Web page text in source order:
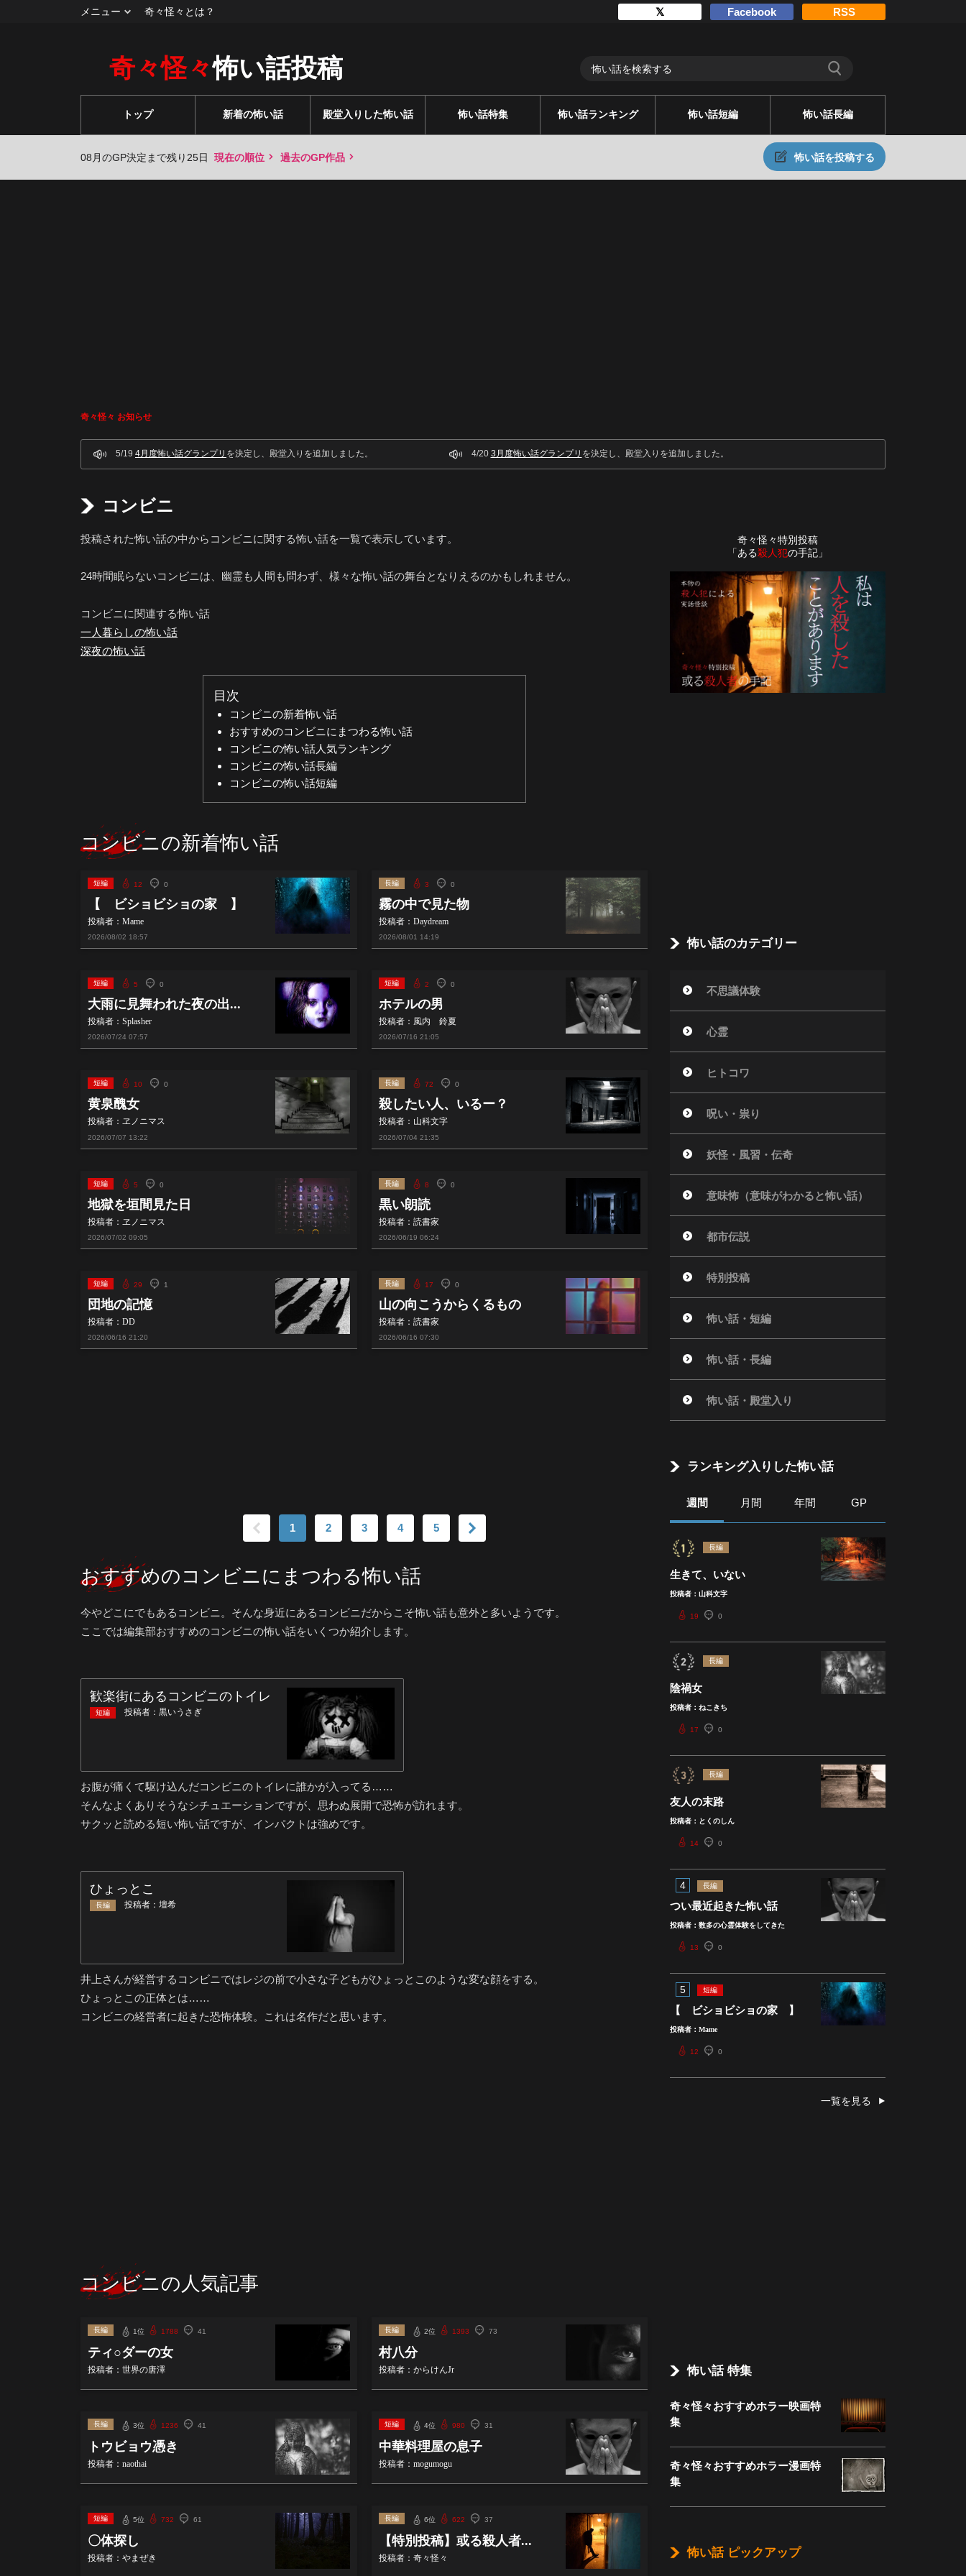
メニュー 奇々怪々とは？ 𝕏 Facebook RSS
奇々怪々怖い話投稿
トップ 新着の怖い話 殿堂入りした怖い話 怖い話特集 怖い話ランキング 怖い話短編 怖い話長編
08月のGP決定まで残り25日 現在の順位 過去のGP作品 怖い話を投稿する
奇々怪々 お知らせ
5/19 4月度怖い話グランプリ を決定し、殿堂入りを追加しました。 4/20 3月度怖い話グランプリ を決定し、殿堂入りを追加しました。
奇々怪々特別投稿
「ある殺人犯の手記」
怖い話のカテゴリー
不思議体験
心霊
ヒトコワ
呪い・祟り
妖怪・風習・伝奇
意味怖（意味がわかると怖い話）
都市伝説
特別投稿
怖い話・短編
怖い話・長編
怖い話・殿堂入り
ランキング入りした怖い話
週間 月間 年間 GP
長編
生きて、いない
投稿者：山科文字
19 0
長編
陰禍女
投稿者：ねこきち
17 0
長編
友人の末路
投稿者：とくのしん
14 0
4 長編
つい最近起きた怖い話
投稿者：数多の心霊体験をしてきた
13 0
5 短編
【 ビショビショの家 】
投稿者：Mame
12 0
一覧を見る
怖い話 特集
奇々怪々おすすめホラー映画特
集
奇々怪々おすすめホラー漫画特
集
怖い話 ピックアップ
コンビニ
投稿された怖い話の中からコンビニに関する怖い話を一覧で表示しています。
24時間眠らないコンビニは、幽霊も人間も問わず、様々な怖い話の舞台となりえるのかもしれません。
コンビニに関連する怖い話
一人暮らしの怖い話
深夜の怖い話
目次
コンビニの新着怖い話
おすすめのコンビニにまつわる怖い話
コンビニの怖い話人気ランキング
コンビニの怖い話長編
コンビニの怖い話短編
コンビニの新着怖い話
短編 12 0
【 ビショビショの家 】
投稿者：Mame
2026/08/02 18:57
長編 3 0
霧の中で見た物
投稿者：Daydream
2026/08/01 14:19
短編 5 0
大雨に見舞われた夜の出...
投稿者：Splasher
2026/07/24 07:57
短編 2 0
ホテルの男
投稿者：風内 鈴夏
2026/07/16 21:05
短編 10 0
黄泉醜女
投稿者：ヱノニマス
2026/07/07 13:22
長編 72 0
殺したい人、いるー？
投稿者：山科文字
2026/07/04 21:35
短編 5 0
地獄を垣間見た日
投稿者：ヱノニマス
2026/07/02 09:05
長編 8 0
黒い朗読
投稿者：読書家
2026/06/19 06:24
短編 29 1
団地の記憶
投稿者：DD
2026/06/16 21:20
長編 17 0
山の向こうからくるもの
投稿者：読書家
2026/06/16 07:30
1 2 3 4 5
おすすめのコンビニにまつわる怖い話
今やどこにでもあるコンビニ。そんな身近にあるコンビニだからこそ怖い話も意外と多いようです。
ここでは編集部おすすめのコンビニの怖い話をいくつか紹介します。
お腹が痛くて駆け込んだコンビニのトイレに誰かが入ってる……
そんなよくありそうなシチュエーションですが、思わぬ展開で恐怖が訪れます。
サクッと読める短い怖い話ですが、インパクトは強めです。
井上さんが経営するコンビニではレジの前で小さな子どもがひょっとこのような変な顔をする。
ひょっとこの正体とは……
コンビニの経営者に起きた恐怖体験。これは名作だと思います。
コンビニの人気記事
長編 1位 1788 41
ティ○ダーの女
投稿者：世界の唐澤
長編 2位 1393 73
村八分
投稿者：からけんJr
長編 3位 1236 41
トウビョウ憑き
投稿者：naothai
短編 4位 980 31
中華料理屋の息子
投稿者：mogumogu
短編 5位 732 61
〇体探し
投稿者：やまぜき
長編 6位 622 37
【特別投稿】或る殺人者...
投稿者：奇々怪々